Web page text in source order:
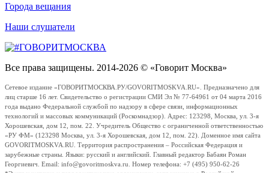
Города вещания
Наши слушатели
Все права защищены. 2014-2026 © «Говорит Москва»
Сетевое издание «ГОВОРИТМОСКВА.РУ/GOVORITMOSKVA.RU». Предназначено для
лиц старше 16 лет. Свидетельство о регистрации СМИ Эл № 77-64961 от 04 марта 2016
года выдано Федеральной службой по надзору в сфере связи, информационных
технологий и массовых коммуникаций (Роскомнадзор). Адрес: 123298, Москва, ул. 3-я
Хорошевская, дом 12, пом. 22. Учредитель Общество с ограниченной ответственностью
«РУ ФМ» (123298 Москва, ул. 3-я Хорошевская, дом 12, пом. 22). Доменное имя сайта
GOVORITMOSKVA.RU. Территория распространения – Российская Федерация и
зарубежные страны. Языки: русский и английский. Главный редактор Бабаян Роман
Георгиевич. Email: info@govoritmoskva.ru. Номер телефона: +7 (495) 950-62-26